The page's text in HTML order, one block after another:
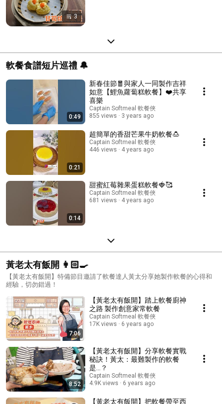
3
軟餐食譜短片巡禮 🔔
0:49
新春佳節🧧與家人一同製作吉祥
如意【鯉魚蘿蔔糕軟餐】❤️共享
喜樂
Captain Softmeal 軟餐俠
855 views
3 years ago
0:21
超簡單的香甜芒果牛奶軟餐🍮
Captain Softmeal 軟餐俠
446 views
4 years ago
0:14
甜蜜紅莓雜果蛋糕軟餐🍓🥰
Captain Softmeal 軟餐俠
681 views
4 years ago
黃老太有飯開 👩🏻‍🍳
【黃老太有飯開】特備節目邀請了軟餐達人黃太分享她製作軟餐的心得和
經驗，切勿錯過！
7:06
【黃老太有飯開】踏上軟餐廚神
之路 製作創意家常軟餐
Captain Softmeal 軟餐俠
17K views
6 years ago
8:52
【黃老太有飯開】分享軟餐實戰
秘訣！黃太：最難製作的軟餐
是...？
Captain Softmeal 軟餐俠
4.9K views
6 years ago
【黃老太有飯開】把軟餐帶至西